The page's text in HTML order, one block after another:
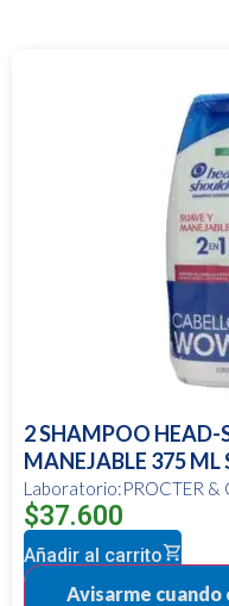
2 SHAMPOO HEAD-
MANEJABLE 375 ML
Laboratorio:PROCTER &
$37.600
Añadir al carrito